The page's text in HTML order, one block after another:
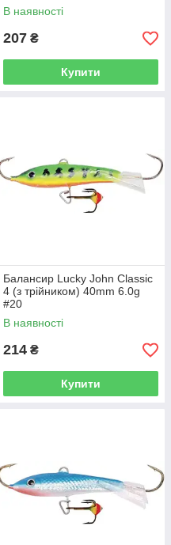
В наявності
207 ₴
Купити
Балансир Lucky John Classic
4 (з трійником) 40mm 6.0g
#20
В наявності
214 ₴
Купити